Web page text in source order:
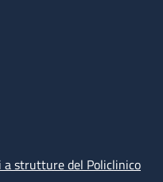
a strutture del Policlinico